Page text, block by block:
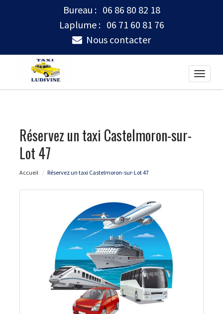
Bureau : 06 86 80 82 18
Laplume : 06 71 60 81 76
Nous contacter
Toggle
Réservez un taxi Castelmoron-sur-
Lot 47
Accueil Réservez un taxi Castelmoron-sur-Lot 47